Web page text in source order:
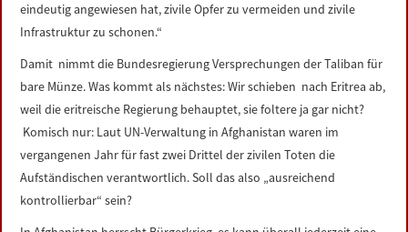
eindeutig angewiesen hat, zivile Opfer zu vermeiden und zivile
Infrastruktur zu schonen.“
Damit nimmt die Bundesregierung Versprechungen der Taliban für
bare Münze. Was kommt als nächstes: Wir schieben nach Eritrea ab,
weil die eritreische Regierung behauptet, sie foltere ja gar nicht?
Komisch nur: Laut UN-Verwaltung in Afghanistan waren im
vergangenen Jahr für fast zwei Drittel der zivilen Toten die
Aufständischen verantwortlich. Soll das also „ausreichend
kontrollierbar“ sein?